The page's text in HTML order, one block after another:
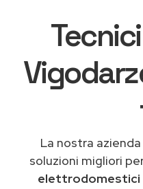
La nostra
soluzioni migliori
elettrodomestici